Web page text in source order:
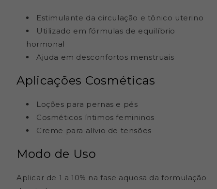
Estimulante da circulação e tônico uterino
Utilizado em fórmulas de equilíbrio
hormonal
Ajuda em desconfortos menstruais
Aplicações Cosméticas
Loções para pernas e pés
Cosméticos íntimos femininos
Creme para alívio de tensões
Modo de Uso
Aplicar de 1 a 10% na fase aquosa da formulação